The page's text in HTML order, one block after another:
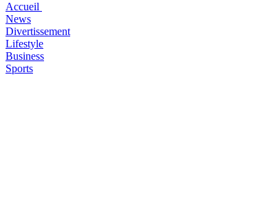
Accueil
News
Divertissement
Lifestyle
Business
Sports